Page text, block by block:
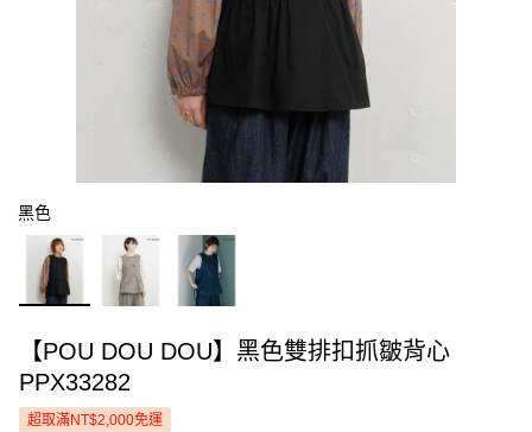
黑色
【POU DOU DOU】黑色雙排扣抓皺背心
PPX33282
超取滿NT$2,000免運